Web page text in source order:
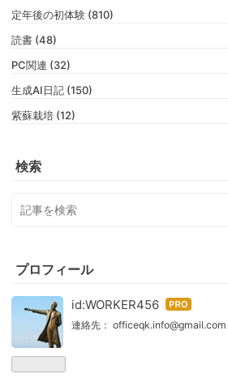
定年後の初体験 (810)
読書 (48)
PC関連 (32)
生成AI日記 (150)
紫蘇栽培 (12)
検索
プロフィール
id:WORKER456 はて
なブ
連絡先： officeqk.info@gmail.com